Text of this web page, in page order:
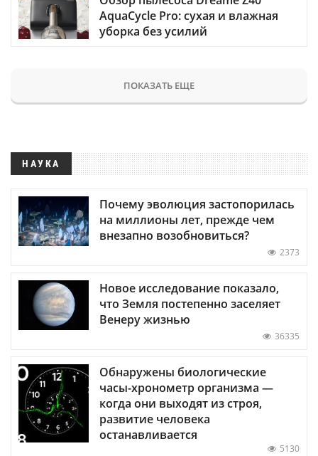
AquaCycle Pro: сухая и влажная
уборка без усилий
ПОКАЗАТЬ ЕЩЕ
НАУКА
Почему эволюция застопорилась
на миллионы лет, прежде чем
внезапно возобновиться?
2373
Новое исследование показало,
что Земля постепенно заселяет
Венеру жизнью
36335
Обнаружены биологические
часы-хронометр организма —
когда они выходят из строя,
развитие человека
останавливается
5130